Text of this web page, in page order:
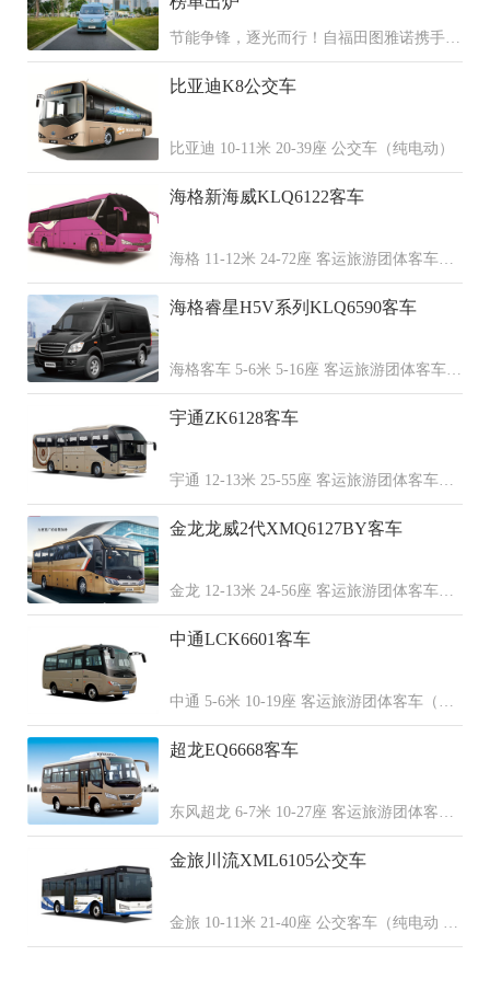
节能争锋，逐光而行！自福田图雅诺携手全
国30家经销商共同发起图雅诺X5、X6区域
节能挑战赛以来，赛事热度持续攀升，吸引
是利润”的核心价值。
比亚迪K8公交车
比亚迪 10-11米 20-39座 公交车（纯电动）
海格新海威KLQ6122客车
海格 11-12米 24-72座 客运旅游团体客车
（柴油 天然气 混合动力）
海格睿星H5V系列KLQ6590客车
海格客车 5-6米 5-16座 客运旅游团体客车
（柴油 汽油 纯电动）
宇通ZK6128客车
宇通 12-13米 25-55座 客运旅游团体客车
（柴油 天然气）
金龙龙威2代XMQ6127BY客车
金龙 12-13米 24-56座 客运旅游团体客车
（柴油 纯电动 天然气）
中通LCK6601客车
中通 5-6米 10-19座 客运旅游团体客车（柴
油 天然气）
超龙EQ6668客车
东风超龙 6-7米 10-27座 客运旅游团体客车
（柴油 天然气）
金旅川流XML6105公交车
金旅 10-11米 21-40座 公交客车（纯电动 柴
油 混合动力 天然气 燃料电池）